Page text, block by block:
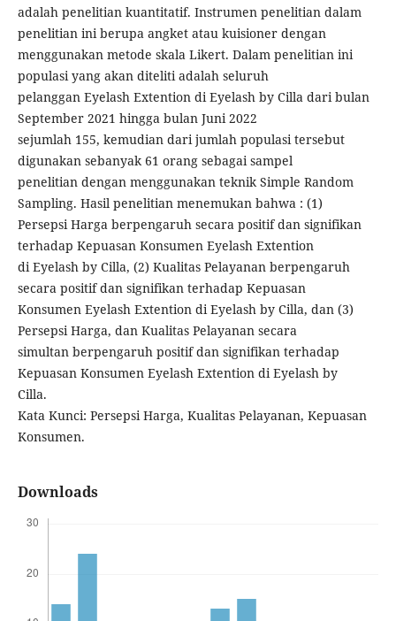
adalah penelitian kuantitatif. Instrumen penelitian dalam
penelitian ini berupa angket atau kuisioner dengan
menggunakan metode skala Likert. Dalam penelitian ini
populasi yang akan diteliti adalah seluruh
pelanggan Eyelash Extention di Eyelash by Cilla dari bulan
September 2021 hingga bulan Juni 2022
sejumlah 155, kemudian dari jumlah populasi tersebut
digunakan sebanyak 61 orang sebagai sampel
penelitian dengan menggunakan teknik Simple Random
Sampling. Hasil penelitian menemukan bahwa : (1)
Persepsi Harga berpengaruh secara positif dan signifikan
terhadap Kepuasan Konsumen Eyelash Extention
di Eyelash by Cilla, (2) Kualitas Pelayanan berpengaruh
secara positif dan signifikan terhadap Kepuasan
Konsumen Eyelash Extention di Eyelash by Cilla, dan (3)
Persepsi Harga, dan Kualitas Pelayanan secara
simultan berpengaruh positif dan signifikan terhadap
Kepuasan Konsumen Eyelash Extention di Eyelash by
Cilla.
Kata Kunci: Persepsi Harga, Kualitas Pelayanan, Kepuasan
Konsumen.
Downloads